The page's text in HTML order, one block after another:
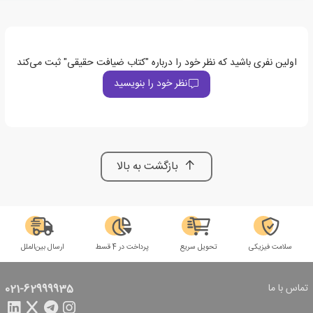
اولین نفری باشید که نظر خود را درباره "کتاب ضیافت حقیقی" ثبت می‌کند
نظر خود را بنویسید
بازگشت به بالا
سلامت فیزیکی تحویل سریع پرداخت در 4 قسط ارسال بین‌الملل
تماس با ما 021-62999935